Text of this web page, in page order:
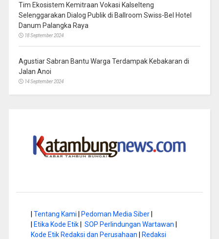
Tim Ekosistem Kemitraan Vokasi Kalselteng
Selenggarakan Dialog Publik di Ballroom Swiss-Bel Hotel
Danum Palangka Raya
18 September 2024
Agustiar Sabran Bantu Warga Terdampak Kebakaran di
Jalan Anoi
14 September 2024
Tentang Kami Pedoman Media Siber|
Etika Kode Etik| SOP Perlindungan Wartawan
Kode Etik Redaksi dan Perusahaan
Redaksi